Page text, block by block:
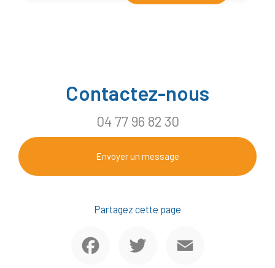
Contactez-nous
04 77 96 82 30
Envoyer un message
Partagez cette page